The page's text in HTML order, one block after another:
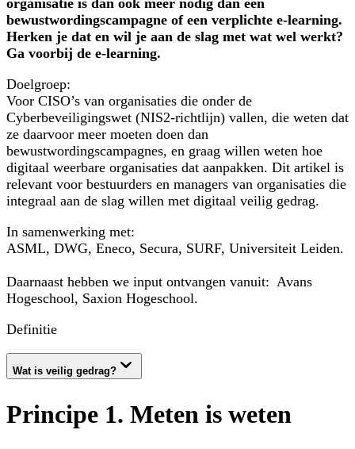
bewustwordingscampagne of een verplichte e-learning.
Herken je dat en wil je aan de slag met wat wel werkt?
Ga voorbij de e-learning.
Doelgroep:
Voor CISO’s van organisaties die onder de
Cyberbeveiligingswet (NIS2-richtlijn) vallen, die weten dat
ze daarvoor meer moeten doen dan
bewustwordingscampagnes, en graag willen weten hoe
digitaal weerbare organisaties dat aanpakken. Dit artikel is
relevant voor bestuurders en managers van organisaties die
integraal aan de slag willen met digitaal veilig gedrag.
In samenwerking met:
ASML, DWG, Eneco, Secura, SURF, Universiteit Leiden.
Daarnaast hebben we input ontvangen vanuit: Avans
Hogeschool, Saxion Hogeschool.
Definitie
Wat is veilig gedrag?
Principe 1. Meten is weten